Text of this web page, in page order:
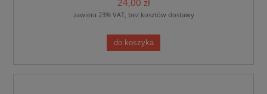
24,00 zł
zawiera 23% VAT, bez kosztów dostawy
do koszyka